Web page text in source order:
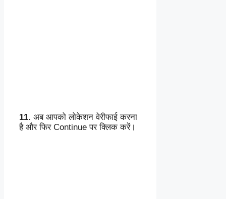
11. अब आपको लोकेशन वेरीफाई करना
है और फिर Continue पर क्लिक करें।